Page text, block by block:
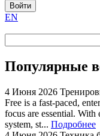
Войти
EN
Популярные
4 Июня 2026
Free is a fast-paced,
focus are essential. With
system, st... Подробнее